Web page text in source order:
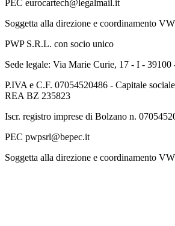
PEC eurocartech@legalmail.it
Soggetta alla direzione e coordinamento
PWP S.R.L. con socio unico
Sede legale: Via Marie Curie, 17 - I -
P.IVA e C.F. 07054520486 - Capitale
REA BZ 235823
Iscr. registro imprese di Bolzano n.
PEC pwpsrl@bepec.it
Soggetta alla direzione e coordinamento